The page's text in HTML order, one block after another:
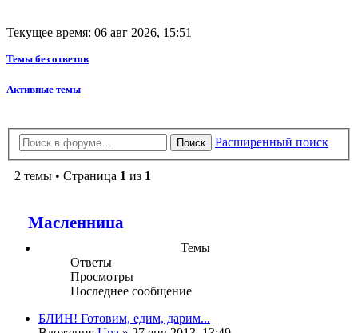
Текущее время: 06 авг 2026, 15:51
Темы без ответов
Активные темы
Поиск Расширенный поиск
2 темы • Страница 1 из 1
Масленница
Темы
Ответы
Просмотры
Последнее сообщение
БЛИН! Готовим, едим, дарим...